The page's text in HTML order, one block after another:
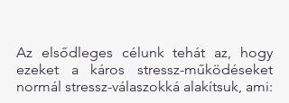
Az elsődleges célunk tehát az, hogy
ezeket a káros stressz-működéseket
normál stressz-válaszokká alakítsuk, ami: